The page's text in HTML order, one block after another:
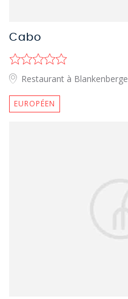
Cabo
Restaurant à Blankenberge
EUROPÉEN